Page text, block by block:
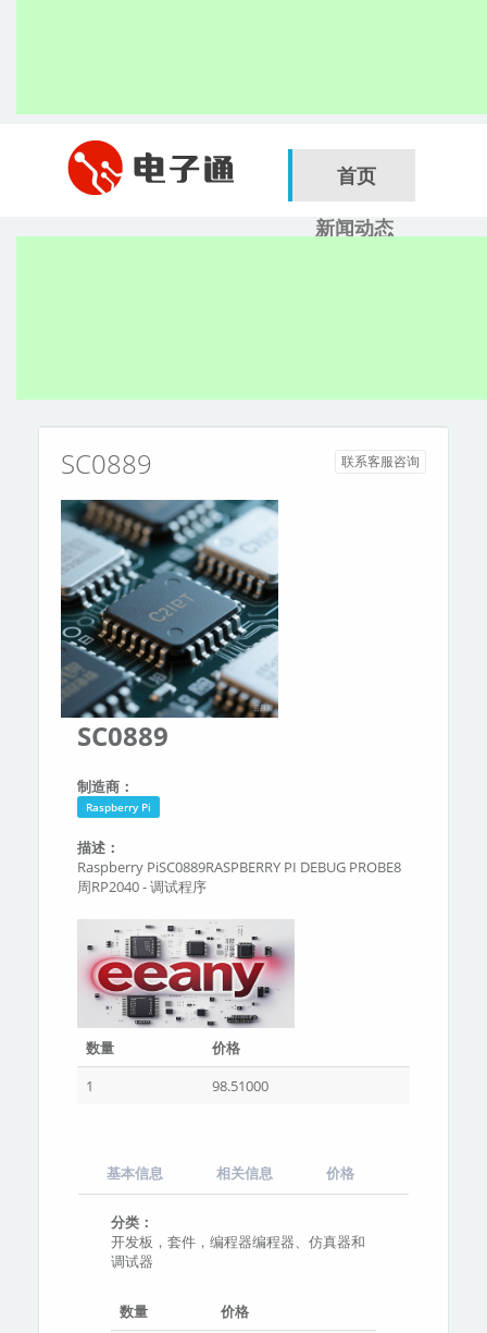
首页
新闻动态
服务商
联系客服咨询
SC0889
SC0889
制造商：
Raspberry Pi
描述：
Raspberry PiSC0889RASPBERRY PI DEBUG PROBE8
周RP2040 - 调试程序
数量
价格
1
98.51000
基本信息 相关信息 价格
分类：
开发板，套件，编程器编程器、仿真器和
调试器
数量
价格